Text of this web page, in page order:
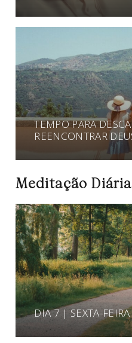
TEMPO PARA
REENCONTRAR
Meditação Diária
DIA 7 | SEXTA-FEIRA